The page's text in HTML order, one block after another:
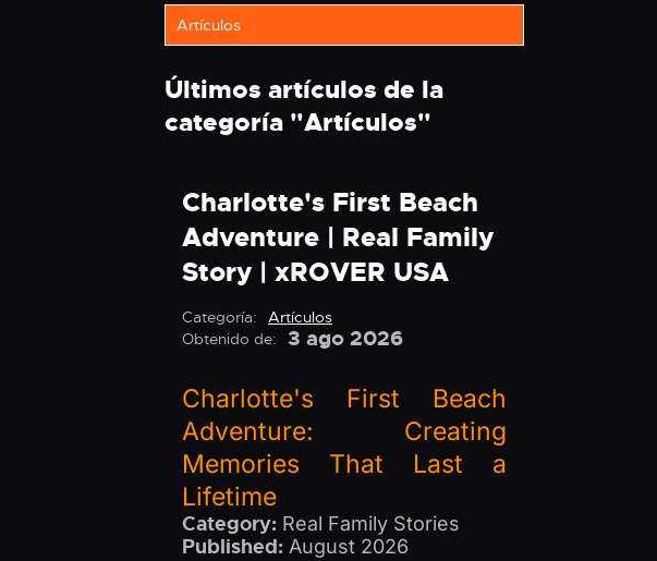
Artículos
Últimos artículos de la
categoría "Artículos"
Charlotte's First Beach
Adventure | Real Family
Story | xROVER USA
Categoría:
Artículos
Obtenido de:
3 ago 2026
Charlotte's First Beach
Adventure: Creating
Memories That Last a
Lifetime
Category: Real Family Stories
Published: August 2026